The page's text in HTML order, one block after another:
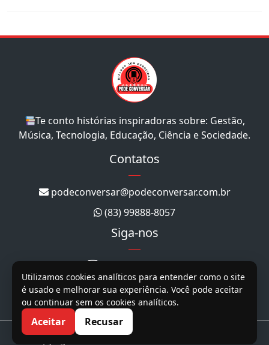
Te conto histórias inspiradoras sobre: Gestão,
Música, Tecnologia, Educação, Ciência e Sociedade.
Contatos
podeconversar@podeconversar.com.br
(83) 99888-8057
Siga-nos
@podeconversar
@podeconversar
Utilizamos cookies analíticos para entender como o site
é usado e melhorar sua experiência. Você pode aceitar
ou continuar sem os cookies analíticos.
Aceitar Recusar